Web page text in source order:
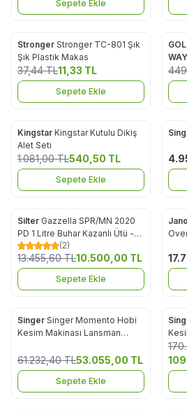
Sepete Ekle
%70
Favorilere Ekle
Stronger Stronger TC-801 Şık
Şık Plastik Makas
37,44TL11,33 TL
Sepete Ekle
%45
801
%50
Favorilere Ekle
Kingstar Kingstar Kutulu Dikiş
Alet Seti
1.081,00TL540,50 TL
Sepete Ekle
%22
Favorilere Ekle
Silter Gazzella SPR/MN 2020
PD 1 Litre Buhar Kazanlı Ütü -
Profesyonel El Ütülü
(2)
13.455,60TL10.500,00 TL
Sepete Ekle
%13
Favorilere Ekle
Singer Singer Momento Hobi
Kesim Makinası Lansman
61.232,40TL53.055,00 TL
Sepete Ekle
%36